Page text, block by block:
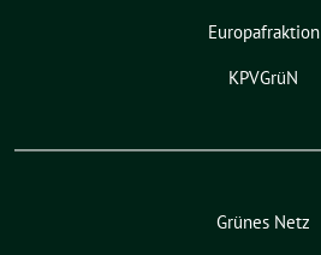
Europafraktion
KPVGrüN
Grünes Netz